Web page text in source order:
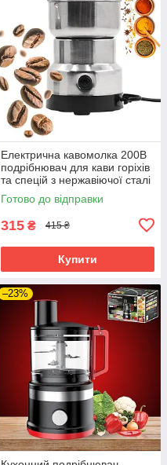
Електрична кавомолка 200В
подрібнювач для кави горіхів
та спецій з нержавіючої сталі
Готово до відправки
315 ₴ 415 ₴
Купити
–23%